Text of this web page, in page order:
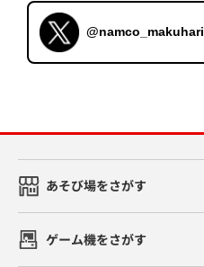
@namco_makuhari
あそび場をさがす
ゲーム機をさがす